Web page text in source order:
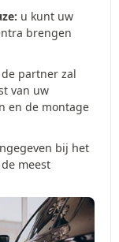
u kunt uw
brengen
de partner zal
van uw
en de montage
bij het
meest